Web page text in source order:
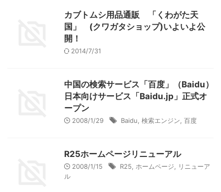
カブトムシ用品通販 「くわがた天
国」 (クワガタショップ)いよいよ公
開！
2014/7/31
中国の検索サービス「百度」（Baidu）
日本向けサービス「Baidu.jp」正式オ
ープン
2008/1/29 Baidu 検索エンジン 百度
R25ホームページリニューアル
2008/1/15 R25 ホームページ
リニューア
ル